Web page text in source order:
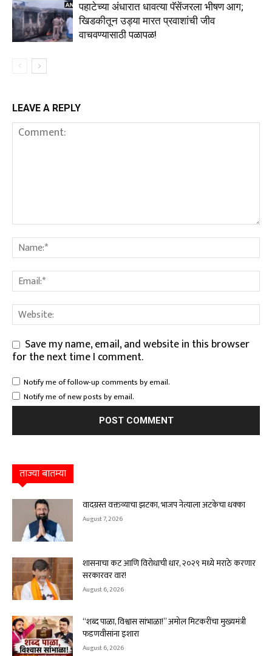
पहाटेच्या अंधारात धावत्या पॅसेंजरला भीषण आग;
खिडकीतून उड्या मारत प्रवाशांची जीव
वाचवण्यासाठी पळापळ!
LEAVE A REPLY
Save my name, email, and website in this browser
for the next time I comment.
Notify me of follow-up comments by email.
Notify me of new posts by email.
ताज्या बातम्या
वादग्रस्त वक्तव्याचा झटका, भाजप नेत्याला अटकेचा धक्का
August 7, 2026
शासनाचा कट आणि विरोधाची धार, २०२९ मध्ये मराठे करणार
सरकारवर वार!
August 6, 2026
“शब्द पाळा, विश्वास सांभाळा!” अमोल मिटकरींचा मुख्यमंत्री
फडणवीसांना इशारा
August 6, 2026